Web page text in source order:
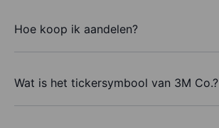
Hoe koop ik aandelen?
Wat is het tickersymbool van 3M Co.?